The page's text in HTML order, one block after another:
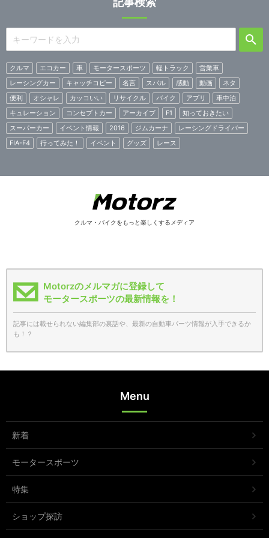
クルマ エコカー 車 モータースポーツ 軽トラック
営業車
レーシングカー
キャッチコピー 名言 スバル 感動 動画
ネタ
便利
オシャレ カッコいい リサイクル バイク アプリ
車中泊
キュレーション
コンセプトカー アーカイブ F1
知っておきたい
スーパーカー
イベント情報 2016 ジムカーナ
レーシングドライバー
FIA-F4
行ってみた！ イベント グッズ レース
クルマ・バイクをもっと楽しくするメディア
Motorzのメルマガに登録して
モータースポーツの最新情報を！
記事には載せられない編集部の裏話や、最新の自動車パーツ情報が入手できるか
も！？
Menu
新着
モータースポーツ
特集
ショップ探訪